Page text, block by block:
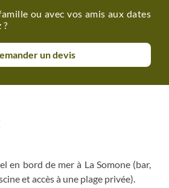
ou avec vos amis aux dates
?
un devis
en bord de mer à La Somone (bar,
et accès à une plage privée).